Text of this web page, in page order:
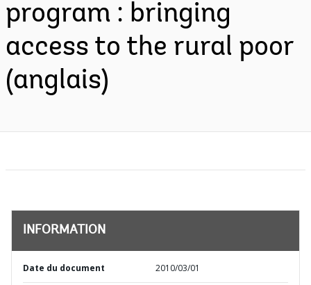
program : bringing
access to the rural poor
(anglais)
INFORMATION
Date du document 2010/03/01